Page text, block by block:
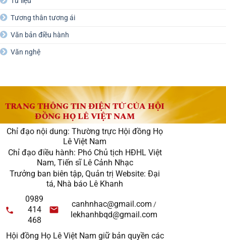
Tương thân tương ái
Văn bản điều hành
Văn nghệ
TRANG THÔNG TIN ĐIỆN TỬ CỦA HỘI
ĐỒNG HỌ LÊ VIỆT NAM
Chỉ đạo nội dung: Thường trực Hội đồng Họ
Lê Việt Nam
Chỉ đạo điều hành: Phó Chủ tịch HĐHL Việt
Nam, Tiến sĩ Lê Cảnh Nhạc
Trưởng ban biên tập, Quản trị Website: Đại
tá, Nhà báo Lê Khanh
0989
414
468
canhnhac@gmail.com /
lekhanhbqd@gmail.com
Hội đồng Họ Lê Việt Nam giữ bản quyền các